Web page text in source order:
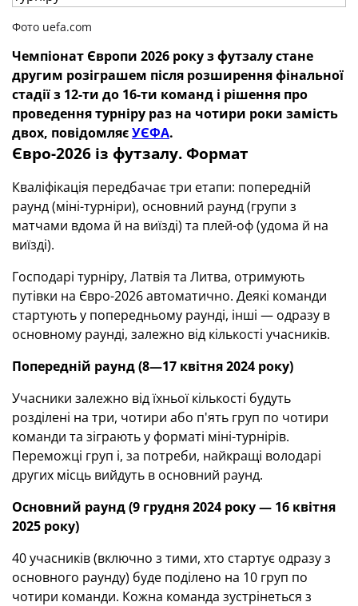
Фото uefa.com
Чемпіонат Європи 2026 року з футзалу стане
другим розіграшем після розширення фінальної
стадії з 12-ти до 16-ти команд і рішення про
проведення турніру раз на чотири роки замість
двох, повідомляєУЄФА.
Євро-2026 із футзалу. Формат
Кваліфікація передбачає три етапи: попередній
раунд (міні-турніри), основний раунд (групи з
матчами вдома й на виїзді) та плей-оф (удома й на
виїзді).
Господарі турніру, Латвія та Литва, отримують
путівки на Євро-2026 автоматично. Деякі команди
стартують у попередньому раунді, інші — одразу в
основному раунді, залежно від кількості учасників.
Попередній раунд (8—17 квітня 2024 року)
Учасники залежно від їхньої кількості будуть
розділені на три, чотири або п'ять груп по чотири
команди та зіграють у форматі міні-турнірів.
Переможці груп і, за потреби, найкращі володарі
других місць вийдуть в основний раунд.
Основний раунд (9 грудня 2024 року — 16 квітня
2025 року)
40 учасників (включно з тими, хто стартує одразу з
основного раунду) буде поділено на 10 груп по
чотири команди. Кожна команда зустрінеться з